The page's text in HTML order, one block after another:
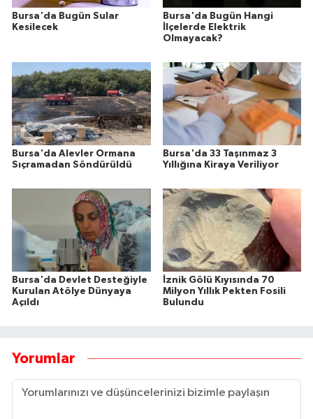
Bursa'da Bugün Sular
Kesilecek
Bursa'da Bugün Hangi
İlçelerde Elektrik
Olmayacak?
Bursa'da Alevler Ormana
Sıçramadan Söndürüldü
Bursa'da 33 Taşınmaz 3
Yıllığına Kiraya Veriliyor
Bursa'da Devlet Desteğiyle
Kurulan Atölye Dünyaya
Açıldı
İznik Gölü Kıyısında 70
Milyon Yıllık Pekten Fosili
Bulundu
Yorumlar